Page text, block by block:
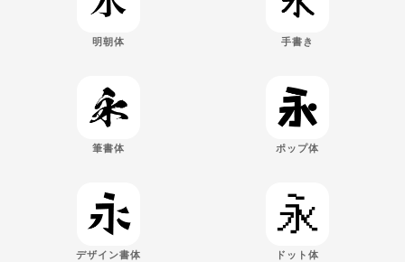
明朝体 手書き
筆書体 ポップ体
デザイン書体 ドット体